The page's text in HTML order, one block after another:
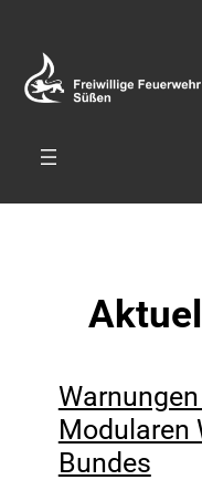
Modularen
Bundes